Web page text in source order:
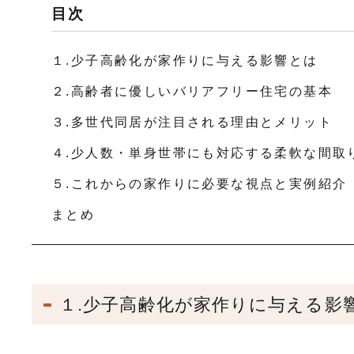
目次
１.少子高齢化が家作りに与える影響とは
２.高齢者に優しいバリアフリー住宅の基本
３.多世代同居が注目される理由とメリット
４.少人数・単身世帯にも対応する柔軟な間取
５.これからの家作りに必要な視点と実例紹介
まとめ
１.少子高齢化が家作りに与える影